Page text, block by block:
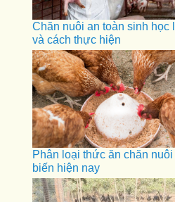
Chăn nuôi an toàn sinh học
và cách thực hiện
Phân loại thức ăn chăn nuôi
biến hiện nay